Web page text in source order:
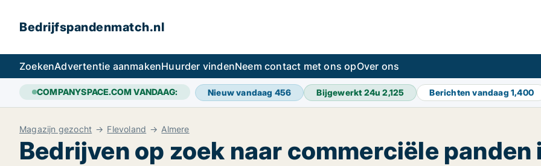
Bedrijfspandenmatch.nl
ZoekenAdvertentie aanmakenHuurder vindenNeem contact met ons opOver ons
COMPANYSPACE.COM VANDAAG: Nieuw vandaag 456 Bijgewerkt 24u2,125 Berichten vandaag1,400
Magazijn gezocht Flevoland Almere
Bedrijven op zoek naar commerciële panden